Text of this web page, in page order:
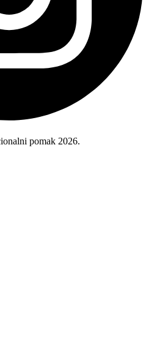
pomak 2026.